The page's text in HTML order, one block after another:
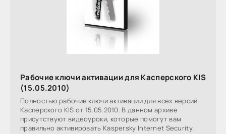
Рабочие ключи активации для Касперского KIS
(15.05.2010)
Полностью рабочие ключи активации для всех версий
Касперского KIS от 15.05.2010. В данном архиве
присутствуют видеоуроки, которые помогут вам
правильно активировать Kaspersky Internet Security.